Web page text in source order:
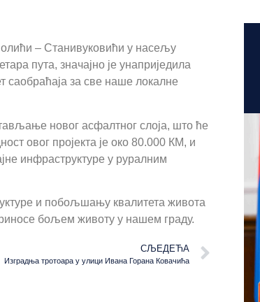
– Станивуковићи у насељу
пута, значајно је унаприједила
саобраћаја за све наше локалне
новог асфалтног слоја, што ће
овог пројекта је око 80.000 КМ, и
инфраструктуре у руралним
и побољшању квалитета живота
бољем животу у нашем граду.
СЉЕДЕЋА
Изградња тротоара у улици Ивана Горана Ковачића